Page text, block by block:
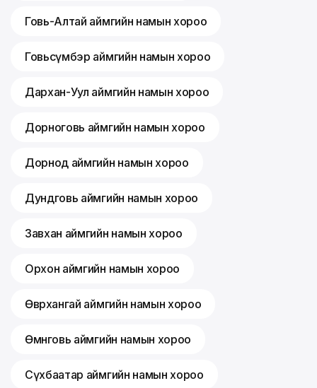
Говь-Алтай аймгийн намын хороо
Говьсүмбэр аймгийн намын хороо
Дархан-Уул аймгийн намын хороо
Дорноговь аймгийн намын хороо
Дорнод аймгийн намын хороо
Дундговь аймгийн намын хороо
Завхан аймгийн намын хороо
Орхон аймгийн намын хороо
Өвөрхангай аймгийн намын хороо
Өмнөговь аймгийн намын хороо
Сүхбаатар аймгийн намын хороо